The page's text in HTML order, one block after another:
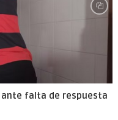
ante falta de respuesta